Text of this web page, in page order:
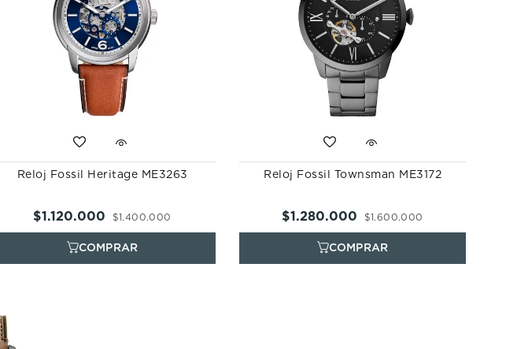
Reloj Fossil Heritage ME3263
$1.400.000
$1.120.000
Reloj Fossil Townsman ME3172
$1.600.000
$1.280.000